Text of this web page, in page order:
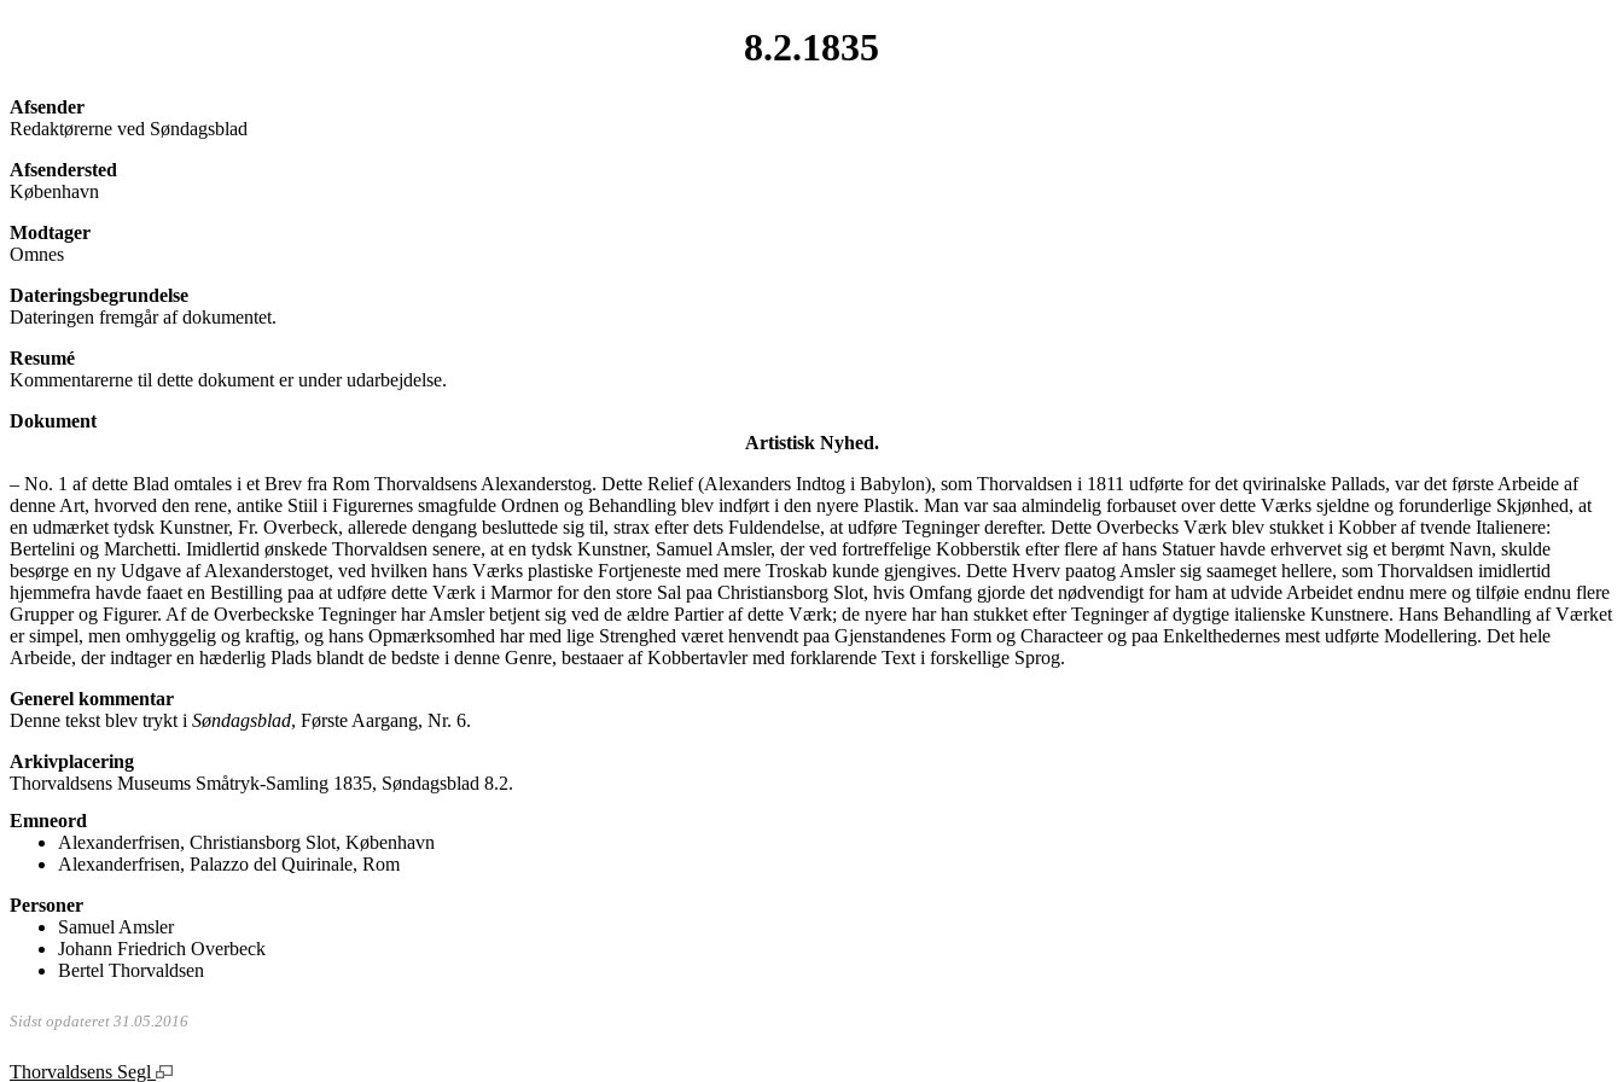
8.2.1835
Afsender
Redaktørerne ved Søndagsblad
Afsendersted
København
Modtager
Omnes
Dateringsbegrundelse
Dateringen fremgår af dokumentet.
Resumé
Kommentarerne til dette dokument er under udarbejdelse.
Dokument
Artistisk Nyhed.
‒ No. 1 af dette Blad omtales i et Brev fra Rom Thorvaldsens Alexanderstog. Dette Relief (Alexanders Indtog i Babylon), som Thorvaldsen i 1811 udførte for det qvirinalske Pallads, var det første Arbeide af
denne Art, hvorved den rene, antike Stiil i Figurernes smagfulde Ordnen og Behandling blev indført i den nyere Plastik. Man var saa almindelig forbauset over dette Værks sjeldne og forunderlige Skjønhed, at
en udmærket tydsk Kunstner, Fr. Overbeck, allerede dengang besluttede sig til, strax efter dets Fuldendelse, at udføre Tegninger derefter. Dette Overbecks Værk blev stukket i Kobber af tvende Italienere:
Bertelini og Marchetti. Imidlertid ønskede Thorvaldsen senere, at en tydsk Kunstner, Samuel Amsler, der ved fortreffelige Kobberstik efter flere af hans Statuer havde erhvervet sig et berømt Navn, skulde
besørge en ny Udgave af Alexanderstoget, ved hvilken hans Værks plastiske Fortjeneste med mere Troskab kunde gjengives. Dette Hverv paatog Amsler sig saameget hellere, som Thorvaldsen imidlertid
hjemmefra havde faaet en Bestilling paa at udføre dette Værk i Marmor for den store Sal paa Christiansborg Slot, hvis Omfang gjorde det nødvendigt for ham at udvide Arbeidet endnu mere og tilføie endnu flere
Grupper og Figurer. Af de Overbeckske Tegninger har Amsler betjent sig ved de ældre Partier af dette Værk; de nyere har han stukket efter Tegninger af dygtige italienske Kunstnere. Hans Behandling af Værket
er simpel, men omhyggelig og kraftig, og hans Opmærksomhed har med lige Strenghed været henvendt paa Gjenstandenes Form og Characteer og paa Enkelthedernes mest udførte Modellering. Det hele
Arbeide, der indtager en hæderlig Plads blandt de bedste i denne Genre, bestaaer af Kobbertavler med forklarende Text i forskellige Sprog.
Generel kommentar
Denne tekst blev trykt i Søndagsblad, Første Aargang, Nr. 6.
Arkivplacering
Thorvaldsens Museums Småtryk-Samling 1835, Søndagsblad 8.2.
Emneord
Alexanderfrisen, Christiansborg Slot, København
Alexanderfrisen, Palazzo del Quirinale, Rom
Personer
Samuel Amsler
Johann Friedrich Overbeck
Bertel Thorvaldsen
Sidst opdateret 31.05.2016
Thorvaldsens Segl